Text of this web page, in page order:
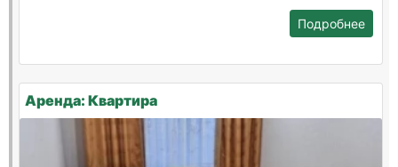
Подробнее
Аренда: Квартира